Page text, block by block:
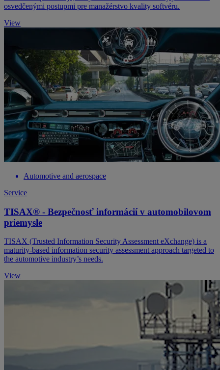
osvedčenými postupmi pre manažérstvo kvality softvéru.
View
Automotive and aerospace
Service
TISAX® - Bezpečnosť informácií v automobilovom
priemysle
TISAX (Trusted Information Security Assessment eXchange) is a
maturity-based information security assessment approach targeted to
the automotive industry’s needs.
View